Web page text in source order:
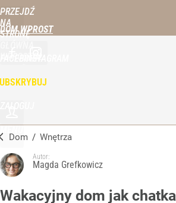
PRZEJDŹ
NA
STRONĘ
DOM WPROST
Dom / Wnętrza
Autor:
Magda Grefkowicz
Wakacyjny dom jak